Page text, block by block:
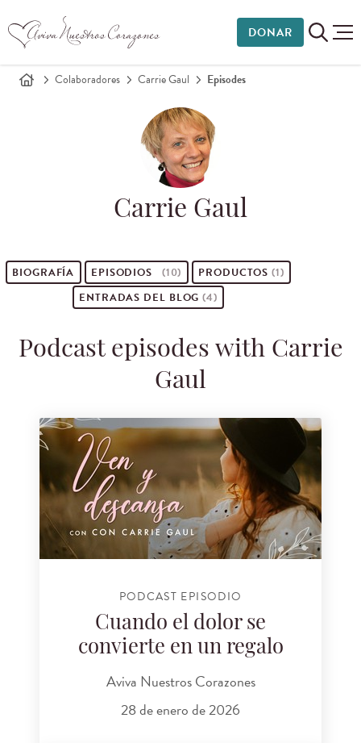
DONAR
Colaboradores Carrie Gaul Episodes
Carrie Gaul
BIOGRAFÍA EPISODIOS (10) PRODUCTOS(1)
ENTRADAS DEL BLOG(4)
Podcast episodes with Carrie
Gaul
PODCAST EPISODIO
Cuando el dolor se
convierte en un regalo
Aviva Nuestros Corazones
28 de enero de 2026